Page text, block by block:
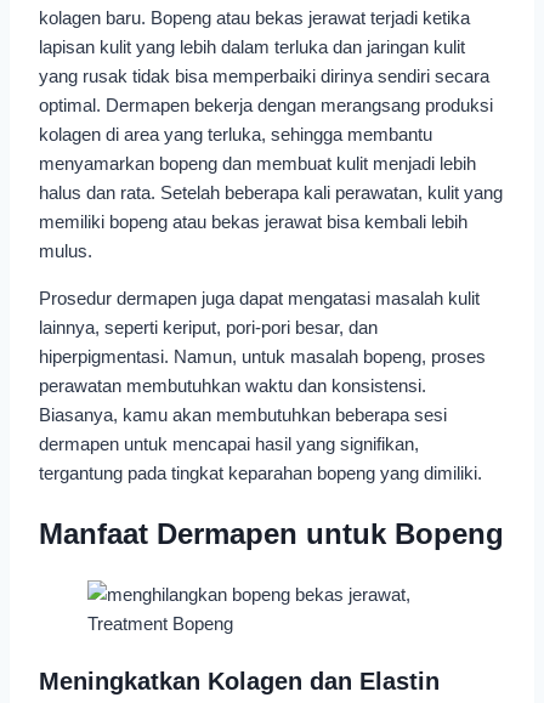
kolagen baru. Bopeng atau bekas jerawat terjadi ketika
lapisan kulit yang lebih dalam terluka dan jaringan kulit
yang rusak tidak bisa memperbaiki dirinya sendiri secara
optimal. Dermapen bekerja dengan merangsang produksi
kolagen di area yang terluka, sehingga membantu
menyamarkan bopeng dan membuat kulit menjadi lebih
halus dan rata. Setelah beberapa kali perawatan, kulit yang
memiliki bopeng atau bekas jerawat bisa kembali lebih
mulus.
Prosedur dermapen juga dapat mengatasi masalah kulit
lainnya, seperti keriput, pori-pori besar, dan
hiperpigmentasi. Namun, untuk masalah bopeng, proses
perawatan membutuhkan waktu dan konsistensi.
Biasanya, kamu akan membutuhkan beberapa sesi
dermapen untuk mencapai hasil yang signifikan,
tergantung pada tingkat keparahan bopeng yang dimiliki.
Manfaat Dermapen untuk Bopeng
Meningkatkan Kolagen dan Elastin